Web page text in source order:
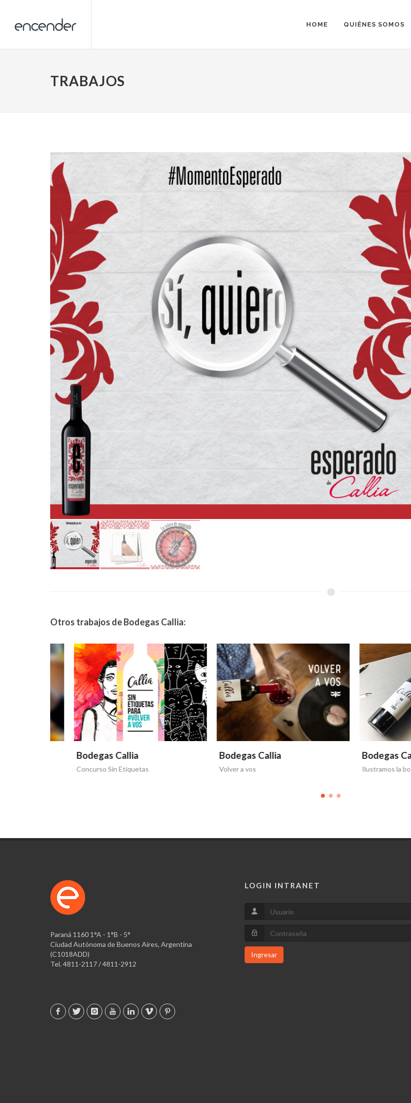
HOME QUIÉNES SOMOS
TRABAJOS
Otros trabajos de Bodegas Callia:
Bodegas Callia
Concurso Sin Etiquetas
Bodegas Callia
Volver a vos
Bodegas Callia
Ilustramos la botella
Paraná 1160 1°A - 1°B - 5°
Ciudad Autónoma de Buenos Aires, Argentina
(C1018ADD)
Tel. 4811-2117 / 4811-2912
LOGIN INTRANET
Ingresar